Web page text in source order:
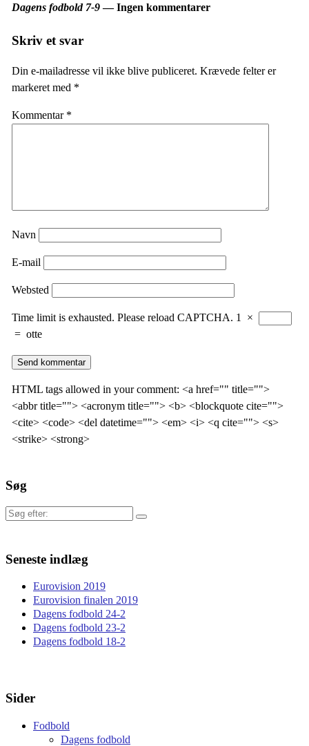
Dagens fodbold 7-9— Ingen kommentarer
Skriv et svar
Din e-mailadresse vil ikke blive publiceret. Krævede felter er
markeret med *
Kommentar *
Navn
E-mail
Websted
Time limit is exhausted. Please reload CAPTCHA. 1
×
= otte
HTML tags allowed in your comment: <a href="" title="">
<abbr title=""> <acronym title=""> <b> <blockquote cite="">
<cite> <code> <del datetime=""> <em> <i> <q cite=""> <s>
<strike> <strong>
Søg
Søg
Seneste indlæg
Eurovision 2019
Eurovision finalen 2019
Dagens fodbold 24-2
Dagens fodbold 23-2
Dagens fodbold 18-2
Sider
Fodbold
Dagens fodbold